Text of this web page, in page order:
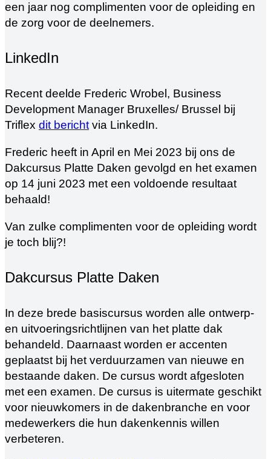
een jaar nog complimenten voor de opleiding en
de zorg voor de deelnemers.
LinkedIn
Recent deelde Frederic Wrobel, Business
Development Manager Bruxelles/ Brussel bij
Triflex dit bericht via LinkedIn.
Frederic heeft in April en Mei 2023 bij ons de
Dakcursus Platte Daken gevolgd en het examen
op 14 juni 2023 met een voldoende resultaat
behaald!
Van zulke complimenten voor de opleiding wordt
je toch blij?!
Dakcursus Platte Daken
In deze brede basiscursus worden alle ontwerp-
en uitvoeringsrichtlijnen van het platte dak
behandeld. Daarnaast worden er accenten
geplaatst bij het verduurzamen van nieuwe en
bestaande daken. De cursus wordt afgesloten
met een examen. De cursus is uitermate geschikt
voor nieuwkomers in de dakenbranche en voor
medewerkers die hun dakenkennis willen
verbeteren.